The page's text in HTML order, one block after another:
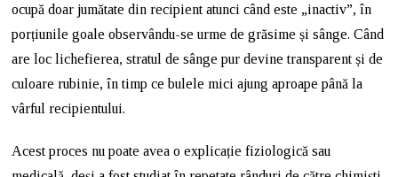
ocupă doar jumătate din recipient atunci când este „inactiv”, în
porțiunile goale observându-se urme de grăsime și sânge. Când
are loc lichefierea, stratul de sânge pur devine transparent și de
culoare rubinie, în timp ce bulele mici ajung aproape până la
vârful recipientului.
Acest proces nu poate avea o explicație fiziologică sau